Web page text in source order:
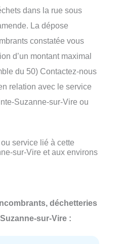
dans la rue sous
La dépose
constatée vous
d’un montant maximal
du 50) Contactez-nous
relation avec le service
Suzanne-sur-Vire ou
service lié à cette
sur-Vire et aux environs
déchetteries
sur-Vire :